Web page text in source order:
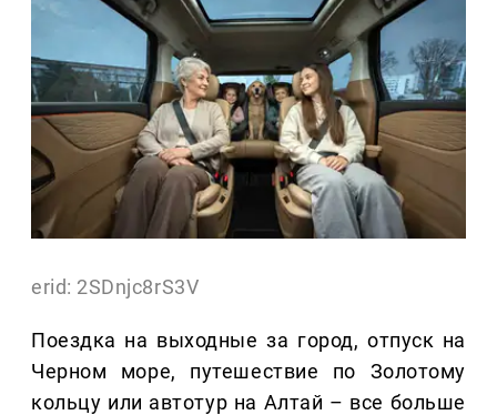
erid: 2SDnjc8rS3V
Поездка на выходные за город, отпуск на
Черном море, путешествие по Золотому
кольцу или автотур на Алтай – все больше